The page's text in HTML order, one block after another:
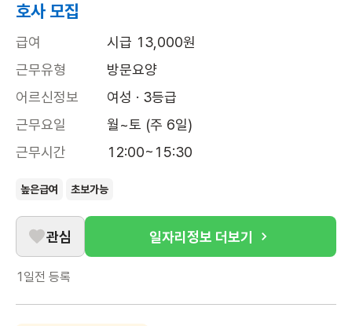
호사 모집
급여
시급 13,000원
근무유형
방문요양
어르신정보
여성 · 3등급
근무요일
월~토 (주 6일)
근무시간
12:00~15:30
높은급여 초보가능
관심 일자리정보 더보기
1일전 등록